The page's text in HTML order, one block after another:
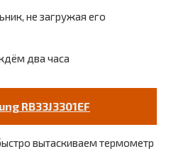
не загружая его
два часа
RB33J3301EF
вытаскиваем термометр